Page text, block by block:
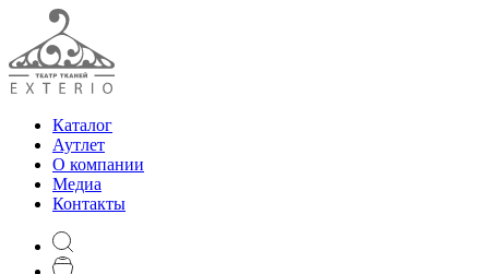
Каталог
Аутлет
О компании
Медиа
Контакты